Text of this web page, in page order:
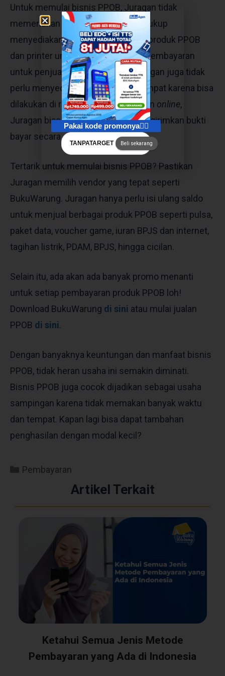
Untuk memulai bisnis PPOB, Juragan tidak
memerlukan modal yang banyak. Cukup
menyediakan Saldo untuk menjual produk PPOB
dan printer untuk mencetak tanda pembayaran
untuk penjualan secaraoffline. Juragan juga tidak
perlu menyediakan modal sewa tempat karena bisa
dilakukan di rumah. Untuk pembelian online,
Juragan biasanya hanya butuh mengirimkan bukti
bayar secaraonline
Tertarik untuk memulai bisnis PPOB? Pastikan
Juragan memilih vendor yang tepat seperti
BukuWarung. Juragan hanya perlu isi ulang saldo
untuk menjual berbagai produk PPOB seperti pulsa,
paket data, voucher game, iuran BPJS dan internet,
tagihan listrik, PDAM, BPJS, hingga cicilan.
Selain itu, ada akan ada banyak promo menanti
untuk setiap pembayaran produk PPOB loh!
Download BukuWarung di sini atau mulai jualan
PPOB di sini.
Dengan banyaknya keuntungan dan manfaat bisnis
PPOB, tidak heran usaha ini semakin diminati.
Bisnis PPOB juga cocok dijadikan sebagai usaha
sampingan karena tidak memakan banyak waktu
dan tempat. Kapan lagi bisa dapat tambahan
penghasilan dengan modal kecil?
Pembayaran
Artikel Terkait
Ketahui Semua Jenis Metode
Pembayaran yang Ada di Indonesia
Pakai kode promonya👇🏻
TANPATARGET Beli sekarang